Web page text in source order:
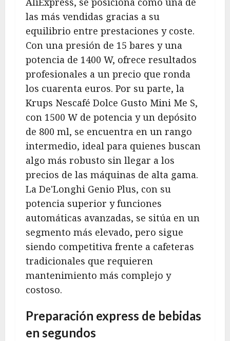
las más vendidas gracias a su
equilibrio entre prestaciones y coste.
Con una presión de 15 bares y una
potencia de 1400 W, ofrece resultados
profesionales a un precio que ronda
los cuarenta euros. Por su parte, la
Krups Nescafé Dolce Gusto Mini Me S,
con 1500 W de potencia y un depósito
de 800 ml, se encuentra en un rango
intermedio, ideal para quienes buscan
algo más robusto sin llegar a los
precios de las máquinas de alta gama.
La De'Longhi Genio Plus, con su
potencia superior y funciones
automáticas avanzadas, se sitúa en un
segmento más elevado, pero sigue
siendo competitiva frente a cafeteras
tradicionales que requieren
mantenimiento más complejo y
costoso.
Preparación express de bebidas
en segundos